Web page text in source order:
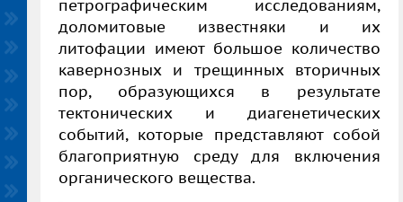
петрографическим исследованиям,
доломитовые известняки и их
литофации имеют большое количество
кавернозных и трещинных вторичных
пор, образующихся в результате
тектонических и диагенетических
событий, которые представляют собой
благоприятную среду для включения
органического вещества.